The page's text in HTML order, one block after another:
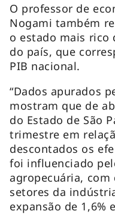
O professor de
Nogami também
o estado mais rico
do país, que
PIB nacional.
“Dados apurados
mostram que de
do Estado de São
trimestre em
descontados os
foi influenciado
agropecuária, com
setores da
expansão de 1,6%